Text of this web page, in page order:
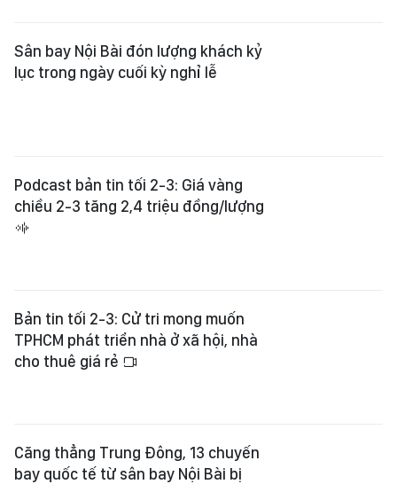
Sân bay Nội Bài đón lượng khách kỷ
lục trong ngày cuối kỳ nghỉ lễ
Podcast bản tin tối 2-3: Giá vàng
chiều 2-3 tăng 2,4 triệu đồng/lượng
Bản tin tối 2-3: Cử tri mong muốn
TPHCM phát triển nhà ở xã hội, nhà
cho thuê giá rẻ
Căng thẳng Trung Đông, 13 chuyến
bay quốc tế từ sân bay Nội Bài bị